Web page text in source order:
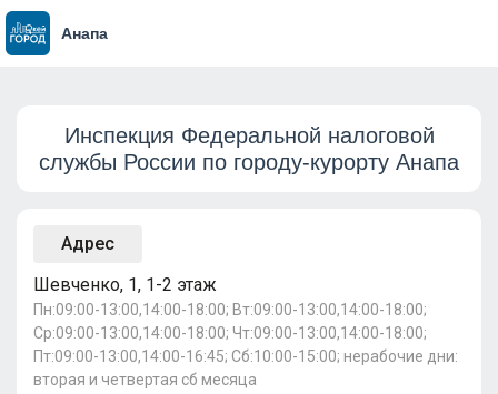
Анапа
Инспекция Федеральной налоговой
службы России по городу-курорту Анапа
Адрес
Шевченко, 1, 1-2 этаж
Пн:09:00-13:00,14:00-18:00; Вт:09:00-13:00,14:00-18:00;
Ср:09:00-13:00,14:00-18:00; Чт:09:00-13:00,14:00-18:00;
Пт:09:00-13:00,14:00-16:45; Сб:10:00-15:00; нерабочие дни:
вторая и четвертая сб месяца